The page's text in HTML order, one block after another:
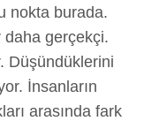
nokta burada.
gerçekçi.
Düşündüklerini
İnsanların
arasında fark